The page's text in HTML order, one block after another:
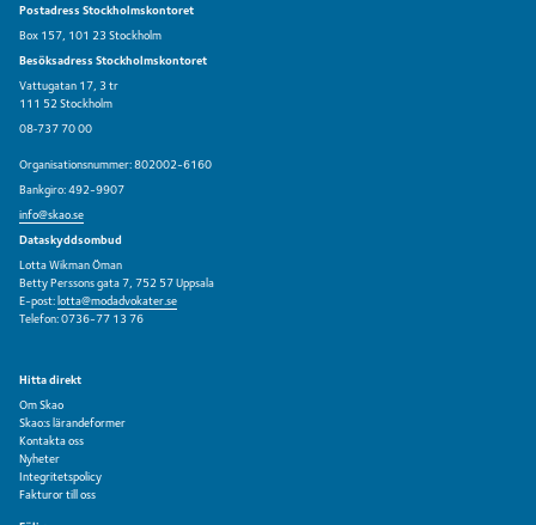
Postadress Stockholmskontoret
Box 157, 101 23 Stockholm
Besöksadress Stockholmskontoret
Vattugatan 17, 3 tr
111 52 Stockholm
08‑737 70 00
Organisationsnummer: 802002-6160
Bankgiro: 492-9907
info@skao.se
Dataskyddsombud
Lotta Wikman Öman
Betty Perssons gata 7, 752 57 Uppsala
E-post: lotta@modadvokater.se
Telefon: 0736-77 13 76
Hitta direkt
Om Skao
Skao:s lärandeformer
Kontakta oss
Nyheter
Integritetspolicy
Fakturor till oss